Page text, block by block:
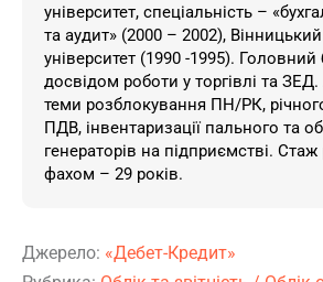
університет, спеціальність –
та аудит» (2000 – 2002), Вінницький
університет (1990 -1995). Головний
досвідом роботи у торгівлі та
теми розблокування ПН/РК,
ПДВ, інвентаризації пального та
генераторів на підприємстві.
фахом – 29 років.
Джерело: «Дебет-Кредит»